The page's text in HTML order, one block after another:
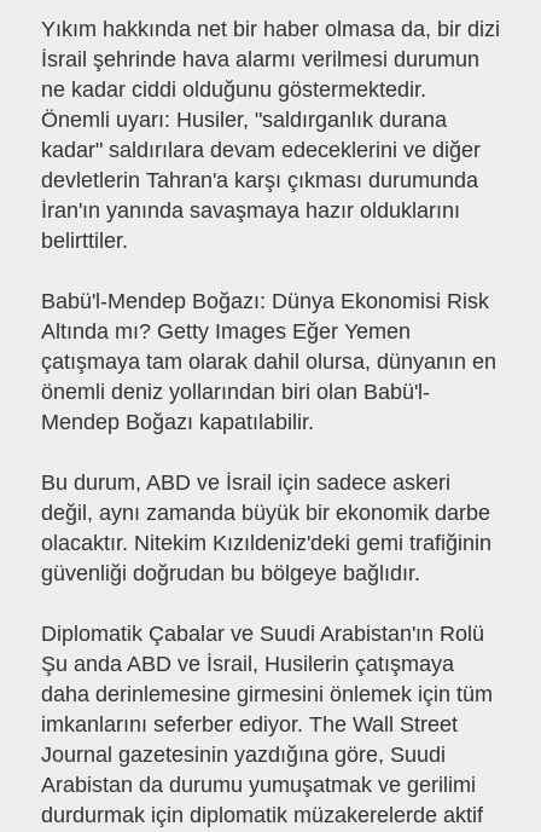
Yıkım hakkında net bir haber olmasa da, bir dizi
İsrail şehrinde hava alarmı verilmesi durumun
ne kadar ciddi olduğunu göstermektedir.
Önemli uyarı: Husiler, "saldırganlık durana
kadar" saldırılara devam edeceklerini ve diğer
devletlerin Tahran'a karşı çıkması durumunda
İran'ın yanında savaşmaya hazır olduklarını
belirttiler.
Babü'l-Mendep Boğazı: Dünya Ekonomisi Risk
Altında mı? Getty Images Eğer Yemen
çatışmaya tam olarak dahil olursa, dünyanın en
önemli deniz yollarından biri olan Babü'l-
Mendep Boğazı kapatılabilir.
Bu durum, ABD ve İsrail için sadece askeri
değil, aynı zamanda büyük bir ekonomik darbe
olacaktır. Nitekim Kızıldeniz'deki gemi trafiğinin
güvenliği doğrudan bu bölgeye bağlıdır.
Diplomatik Çabalar ve Suudi Arabistan'ın Rolü
Şu anda ABD ve İsrail, Husilerin çatışmaya
daha derinlemesine girmesini önlemek için tüm
imkanlarını seferber ediyor. The Wall Street
Journal gazetesinin yazdığına göre, Suudi
Arabistan da durumu yumuşatmak ve gerilimi
durdurmak için diplomatik müzakerelerde aktif